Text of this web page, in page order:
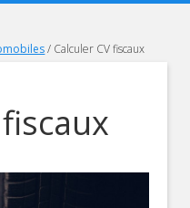
/ Calculer CV fiscaux